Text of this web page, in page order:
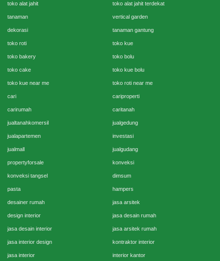
toko alat jahit toko alat jahit terdekat
tanaman vertical garden
dekorasi tanaman gantung
toko roti toko kue
toko bakery toko bolu
toko cake toko kue bolu
toko kue near me toko roti near me
cari cariproperti
carirumah caritanah
jualtanahkomersil jualgedung
jualapartemen investasi
jualmall jualgudang
propertyforsale konveksi
konveksi tangsel dimsum
pasta hampers
desainer rumah jasa arsitek
design interior jasa desain rumah
jasa desain interior jasa arsitek rumah
jasa interior design kontraktor interior
jasa interior interior kantor